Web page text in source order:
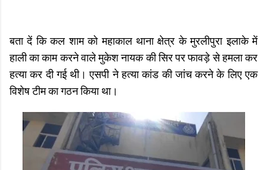
बता दें कि कल शाम को महाकाल थाना क्षेत्र के मुरलीपुरा इलाके में
हाली का काम करने वाले मुकेश नायक की सिर पर फावड़े से हमला कर
हत्या कर दी गई थी। एसपी ने हत्या कांड की जांच करने के लिए एक
विशेष टीम का गठन किया था।